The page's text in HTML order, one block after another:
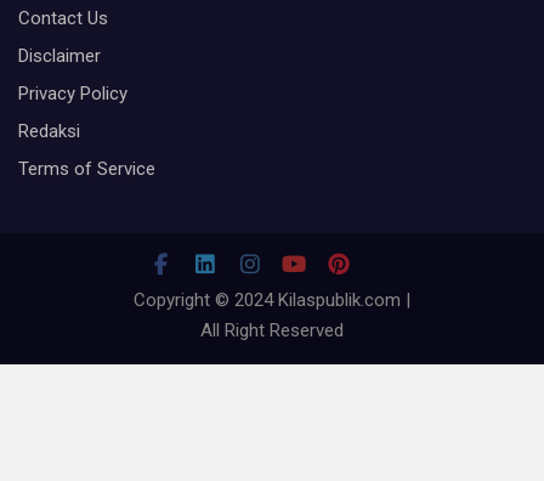
Contact Us
Disclaimer
Privacy Policy
Redaksi
Terms of Service
Copyright © 2024 Kilaspublik.com |
All Right Reserved